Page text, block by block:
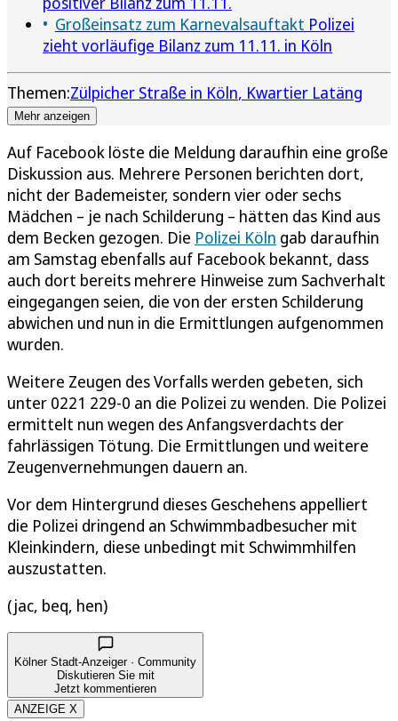
Großeinsatz zum Karnevalsauftakt Polizei
zieht vorläufige Bilanz zum 11.11. in Köln
Themen:Zülpicher Straße in Köln Kwartier Latäng
Mehr anzeigen
Auf Facebook löste die Meldung daraufhin eine große
Diskussion aus. Mehrere Personen berichten dort,
nicht der Bademeister, sondern vier oder sechs
Mädchen – je nach Schilderung – hätten das Kind aus
dem Becken gezogen. Die Polizei Köln gab daraufhin
am Samstag ebenfalls auf Facebook bekannt, dass
auch dort bereits mehrere Hinweise zum Sachverhalt
eingegangen seien, die von der ersten Schilderung
abwichen und nun in die Ermittlungen aufgenommen
wurden.
Weitere Zeugen des Vorfalls werden gebeten, sich
unter 0221 229-0 an die Polizei zu wenden. Die Polizei
ermittelt nun wegen des Anfangsverdachts der
fahrlässigen Tötung. Die Ermittlungen und weitere
Zeugenvernehmungen dauern an.
Vor dem Hintergrund dieses Geschehens appelliert
die Polizei dringend an Schwimmbadbesucher mit
Kleinkindern, diese unbedingt mit Schwimmhilfen
auszustatten.
(jac, beq, hen)
Kölner Stadt-Anzeiger · Community
Diskutieren Sie mit
Jetzt kommentieren
ANZEIGE X